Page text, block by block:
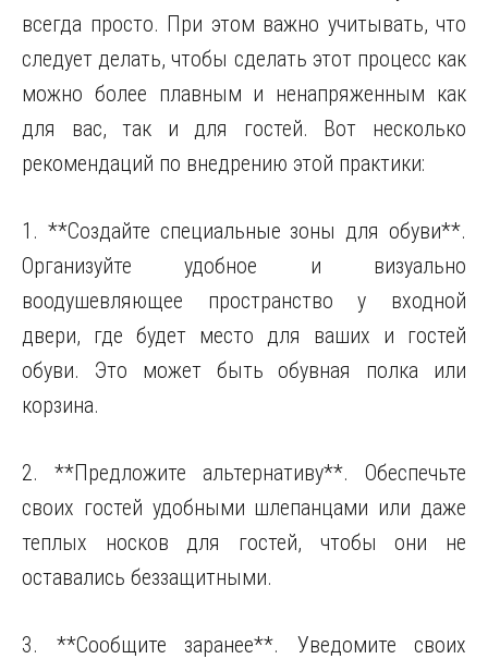
всегда просто. При этом важно учитывать, что
следует делать, чтобы сделать этот процесс как
можно более плавным и ненапряженным как
для вас, так и для гостей. Вот несколько
рекомендаций по внедрению этой практики:
1. **Создайте специальные зоны для обуви**.
Организуйте удобное и визуально
воодушевляющее пространство у входной
двери, где будет место для ваших и гостей
обуви. Это может быть обувная полка или
корзина.
2. **Предложите альтернативу**. Обеспечьте
своих гостей удобными шлепанцами или даже
теплых носков для гостей, чтобы они не
оставались беззащитными.
3. **Сообщите заранее**. Уведомите своих